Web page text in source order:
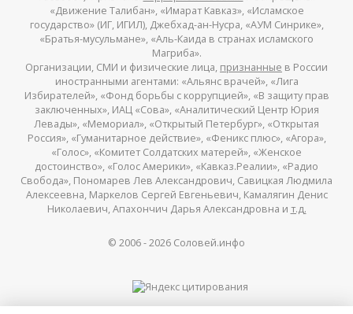
«Движение Талибан», «Имарат Кавказ», «Исламское
государство» (ИГ, ИГИЛ), Джебхад-ан-Нусра, «АУМ Синрике»,
«Братья-мусульмане», «Аль-Каида в странах исламского
Магриба».
Организации, СМИ и физические лица, признанные в России
иностранными агентами: «Альянс врачей», «Лига
Избирателей», «Фонд борьбы с коррупцией», «В защиту прав
заключенных», ИАЦ «Сова», «Аналитический Центр Юрия
Левады», «Мемориал», «Открытый Петербург», «Открытая
Россия», «Гуманитарное действие», «Феникс плюс», «Агора»,
«Голос», «Комитет Солдатских матерей», «Женское
достоинство», «Голос Америки», «Кавказ.Реалии», «Радио
Свобода», Пономарев Лев Александрович, Савицкая Людмила
Алексеевна, Маркелов Сергей Евгеньевич, Камалягин Денис
Николаевич, Апахончич Дарья Александровна и т.д.
© 2006 -2026 Соловей.инфо